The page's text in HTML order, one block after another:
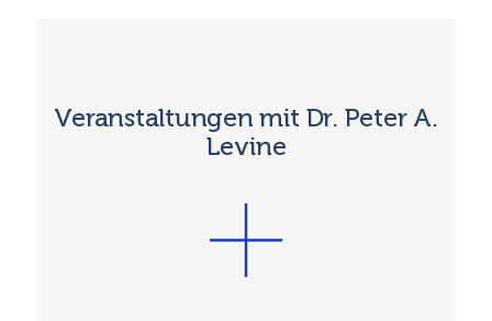
Veranstaltungen mit Dr. Peter A.
Levine